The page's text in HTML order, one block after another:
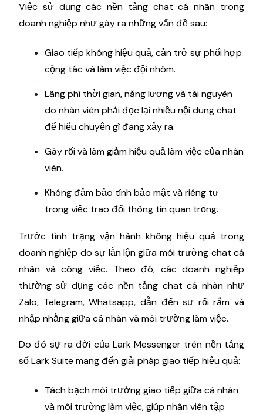
Việc sử dụng các nền tảng chat cá nhân trong
doanh nghiệp như gây ra những vấn đề sau:
Giao tiếp không hiệu quả, cản trở sự phối hợp
cộng tác và làm việc đội nhóm.
Lãng phí thời gian, năng lượng và tài nguyên
do nhân viên phải đọc lại nhiều nội dung chat
để hiểu chuyện gì đang xảy ra.
Gây rối và làm giảm hiệu quả làm việc của nhân
viên.
Không đảm bảo tính bảo mật và riêng tư
trong việc trao đổi thông tin quan trọng.
Trước tình trạng vận hành không hiệu quả trong
doanh nghiệp do sự lẫn lộn giữa môi trường chat cá
nhân và công việc. Theo đó, các doanh nghiệp
thường sử dụng các nền tảng chat cá nhân như
Zalo, Telegram, Whatsapp, dẫn đến sự rối rắm và
nhập nhằng giữa cá nhân và môi trường làm việc.
Do đó sự ra đời của Lark Messenger trên nền tảng
số Lark Suite mang đến giải pháp giao tiếp hiệu quả:
Tách bạch môi trường giao tiếp giữa cá nhân
và môi trường làm việc, giúp nhân viên tập